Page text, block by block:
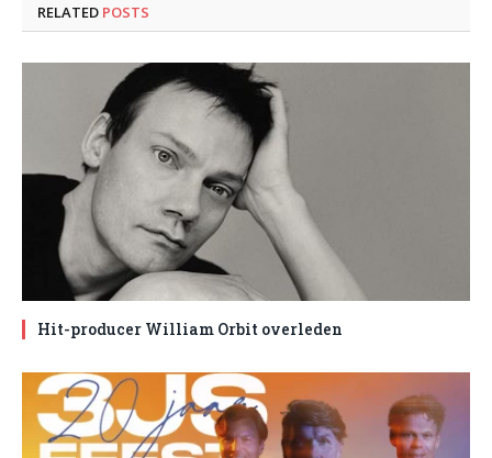
RELATED POSTS
Hit-producer William Orbit overleden